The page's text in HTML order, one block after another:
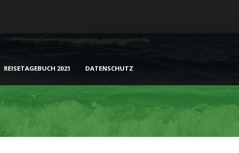
REISETAGEBUCH 2021 DATENSCHUTZ